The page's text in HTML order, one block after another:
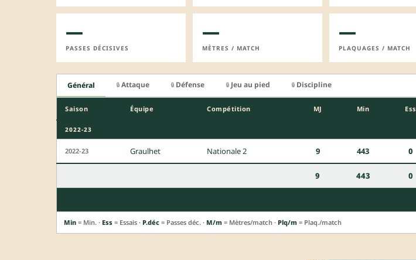
—
PASSES DÉCISIVES
—
MÈTRES / MATCH
—
PLAQUAGES / MATCH
Général 🔒 Attaque 🔒 Défense 🔒 Jeu au pied 🔒 Discipline
Saison Équipe Compétition MJ Min Ess
2022-23
2022-23 Graulhet Nationale 2 9 443 0
9 443 0
Min = Min. · Ess = Essais · P.déc = Passes déc. · M/m = Mètres/match · Plq/m = Plaq./match